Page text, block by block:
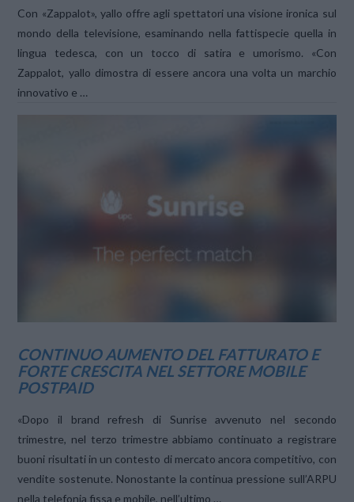
Con «Zappalot», yallo offre agli spettatori una visione ironica sul
mondo della televisione, esaminando nella fattispecie quella in
lingua tedesca, con un tocco di satira e umorismo. «Con
Zappalot, yallo dimostra di essere ancora una volta un marchio
innovativo e …
CONTINUO AUMENTO DEL FATTURATO E
FORTE CRESCITA NEL SETTORE MOBILE
POSTPAID
«Dopo il brand refresh di Sunrise avvenuto nel secondo
trimestre, nel terzo trimestre abbiamo continuato a registrare
buoni risultati in un contesto di mercato ancora competitivo, con
vendite sostenute. Nonostante la continua pressione sull’ARPU
nella telefonia fissa e mobile, nell’ultimo …